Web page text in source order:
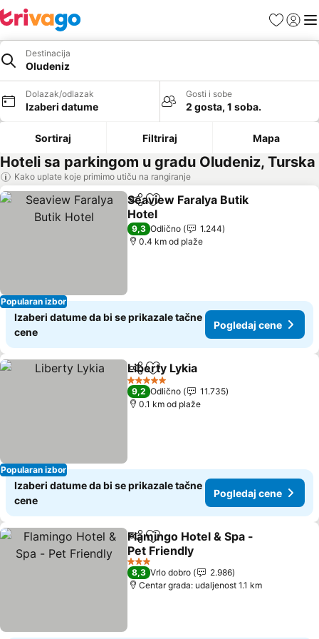
FavoritiPrijavi
Destinacija
Oludeniz
Dolazak/odlazak
Izaberi datume
Gosti i sobe
2 gosta, 1 soba.
Sortiraj Filtriraj Mapa
Hoteli sa parkingom u gradu Oludeniz, Turska
Kako uplate koje primimo utiču na rangiranje
Popularan izbor
Deli Dodati u favorite
Seaview Faralya Butik
Hotel
Pogledaj cene
9,3 Odlično
1.244
0.4 km od plaže
Izaberi datume da bi se prikazale tačne
cene
Pogledaj cene
Popularan izbor
Deli Dodati u favorite
Liberty Lykia
5 Zvezdice
9,2 Odlično
11.735
0.1 km od plaže
Izaberi datume da bi se prikazale tačne
cene
Pogledaj cene
Deli Dodati u favorite
Flamingo Hotel & Spa -
Pet Friendly
Pogledaj cene
3 Zvezdice
8,3 Vrlo dobro
2.986
Centar grada: udaljenost 1.1 km